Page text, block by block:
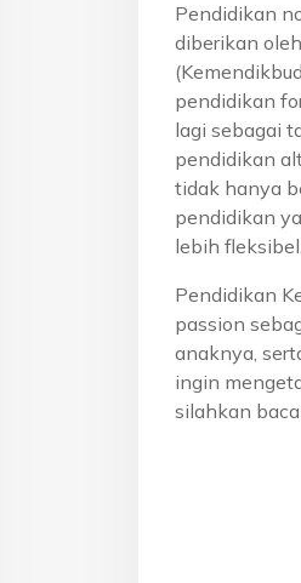
Pendidikan
diberikan
pendidikan
lagi sebagai
pendidikan
tidak hanya
pendidikan
lebih fleksibel.
Pendidikan
passion
anaknya,
ingin
silahkan